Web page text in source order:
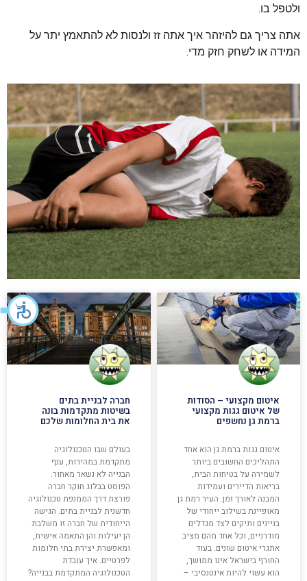
ולטפל בו.
אתה צריך גם להיזהר איך אתה זז ולנסות לא להתאמץ יתר על
המידה או לשחק חזק מדי.
איטום מקצועי – הסודות
של איטום גגות מקצועי
ברמת גן נחשפים
איטום גגות ברמת גן הוא אחד
התהליכים החשובים ביותר
לשמירה על בטיחות הבית,
בריאות הדיירים ועמידות
המבנה לאורך זמן. העיר רמת גן
מאופיינת בשילוב ייחודי של
בניינים ותיקים לצד מגדלים
מודרניים, וכל אחד מהם מציב
אתגרי איטום שונים. בעוד
החורף בישראל אינו ממושך,
הוא עשוי להיות אינטנסיבי –
חברה לבניית בתים
בשיטות מתקדמות בונה
את בית החלומות שלכם
בעולם שבו הטכנולוגיה
מתקדמת במהירות, ענף
הבנייה לא נשאר מאחור.
הפוסט בבלוג חוקר חברה
פורצת דרך הממנפת טכנולוגיה
חדשנית לבניית בתים. הגישה
הייחודית של חברה זו משלבת
הן יעילות והן התאמה אישית,
ומאפשרת יצירת בתי חלומות
לפרטיים. איך עובדת
הטכנולוגיה המתקדמת בבנייה?